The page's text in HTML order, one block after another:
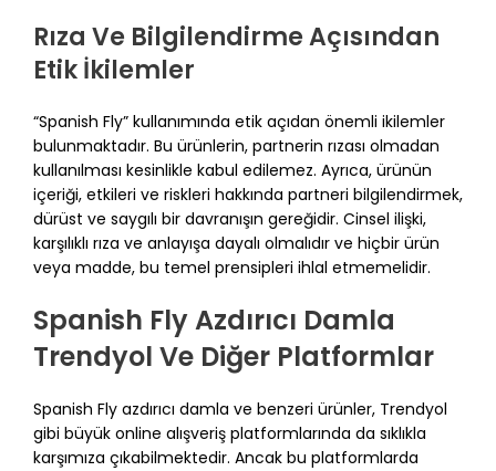
Rıza Ve Bilgilendirme Açısından
Etik İkilemler
“Spanish Fly” kullanımında etik açıdan önemli ikilemler
bulunmaktadır. Bu ürünlerin, partnerin rızası olmadan
kullanılması kesinlikle kabul edilemez. Ayrıca, ürünün
içeriği, etkileri ve riskleri hakkında partneri bilgilendirmek,
dürüst ve saygılı bir davranışın gereğidir. Cinsel ilişki,
karşılıklı rıza ve anlayışa dayalı olmalıdır ve hiçbir ürün
veya madde, bu temel prensipleri ihlal etmemelidir.
Spanish Fly Azdırıcı Damla
Trendyol Ve Diğer Platformlar
Spanish Fly azdırıcı damla ve benzeri ürünler, Trendyol
gibi büyük online alışveriş platformlarında da sıklıkla
karşımıza çıkabilmektedir. Ancak bu platformlarda